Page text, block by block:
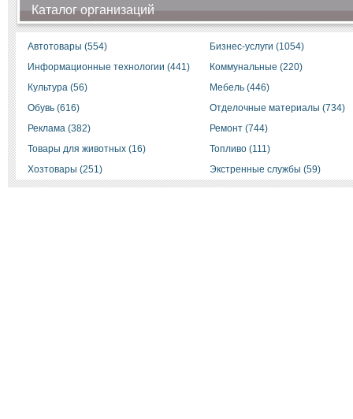
Каталог организаций
Автотовары (554)
Бизнес-услуги (1054)
Информационные технологии (441)
Коммунальные (220)
Культура (56)
Мебель (446)
Обувь (616)
Отделочные материалы (734)
Реклама (382)
Ремонт (744)
Товары для животных (16)
Топливо (111)
Хозтовары (251)
Экстренные службы (59)